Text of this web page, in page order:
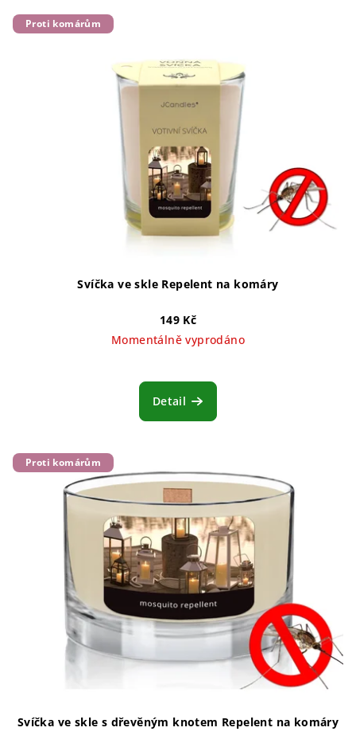
Proti komárům
Svíčka ve skle Repelent na komáry
149 Kč
Momentálně vyprodáno
Detail
Proti komárům
Svíčka ve skle s dřevěným knotem Repelent na komáry